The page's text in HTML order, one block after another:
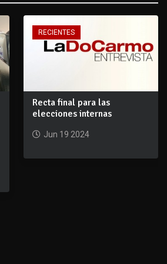
RECIENTES
Recta final para las
elecciones internas
Jun 19 2024